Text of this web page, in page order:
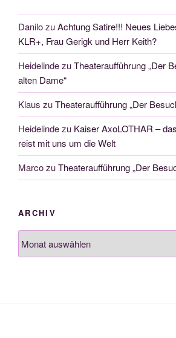
DanilozuAchtung Satire!!! Neues
KLR+, Frau Gerigk und Herr Keith?
HeidelindezuTheateraufführung „Der
alten Dame“
Klaus zuTheateraufführung „Der
Heidelindezu Kaiser AxoLOTHAR –
reist mit uns um die Welt
MarcozuTheateraufführung „Der
ARCHIV